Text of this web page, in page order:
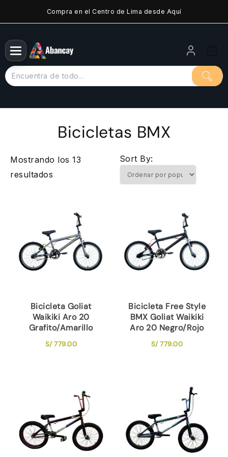
Compra en el Centro de Lima desde Aquí
Bicicletas BMX
Mostrando los 13
resultados
Sort By:
Bicicleta Goliat
Waikiki Aro 20
Grafito/Amarillo
S/779.00
Bicicleta Free Style
BMX Goliat Waikiki
Aro 20 Negro/Rojo
S/779.00